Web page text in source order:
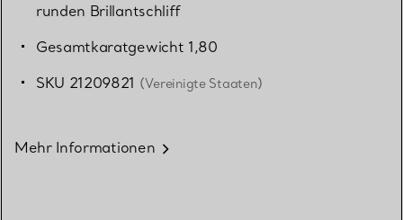
runden Brillantschliff
Gesamtkaratgewicht 1,80
SKU 21209821 (Vereinigte Staaten)
Mehr Informationen